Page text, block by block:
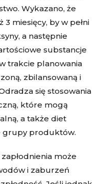
Wykazano, że
miesięcy, by w pełni
a następnie
substancje
trakcie planowania
zbilansowaną i
się stosowania
które mogą
a także diet
grupy produktów.
może
i zaburzeń